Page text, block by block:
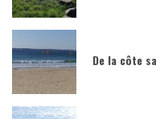
De la côte